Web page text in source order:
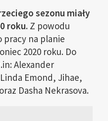
sezonu miały
roku. Z powodu
pracy na planie
2020 roku. Do
Alexander
Emond, Jihae,
Dasha Nekrasova.